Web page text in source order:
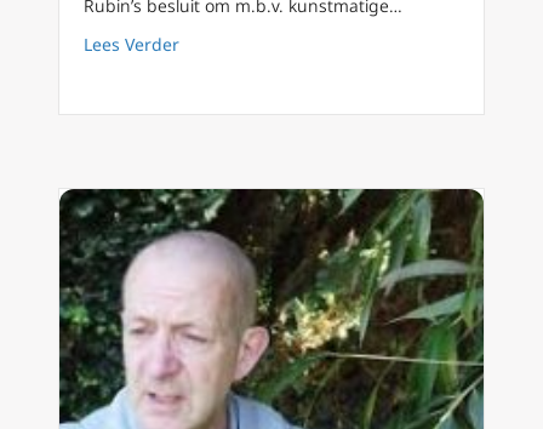
Rubin’s besluit om m.b.v. kunstmatige…
Lees Verderabout Memo aan Jordan Peterson en Dave